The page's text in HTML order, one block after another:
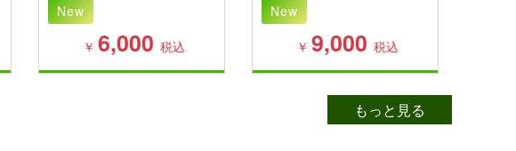
New
￥ 6,000 税込
New
￥ 9,000 税込
もっと見る